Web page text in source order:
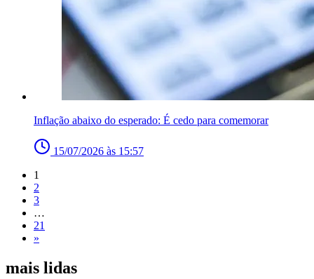
Inflação abaixo do esperado: É cedo para comemorar
15/07/2026 às 15:57
1
2
3
…
21
»
mais lidas